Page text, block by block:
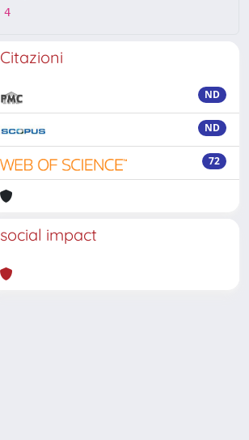
4
Citazioni
ND
ND
72
social impact